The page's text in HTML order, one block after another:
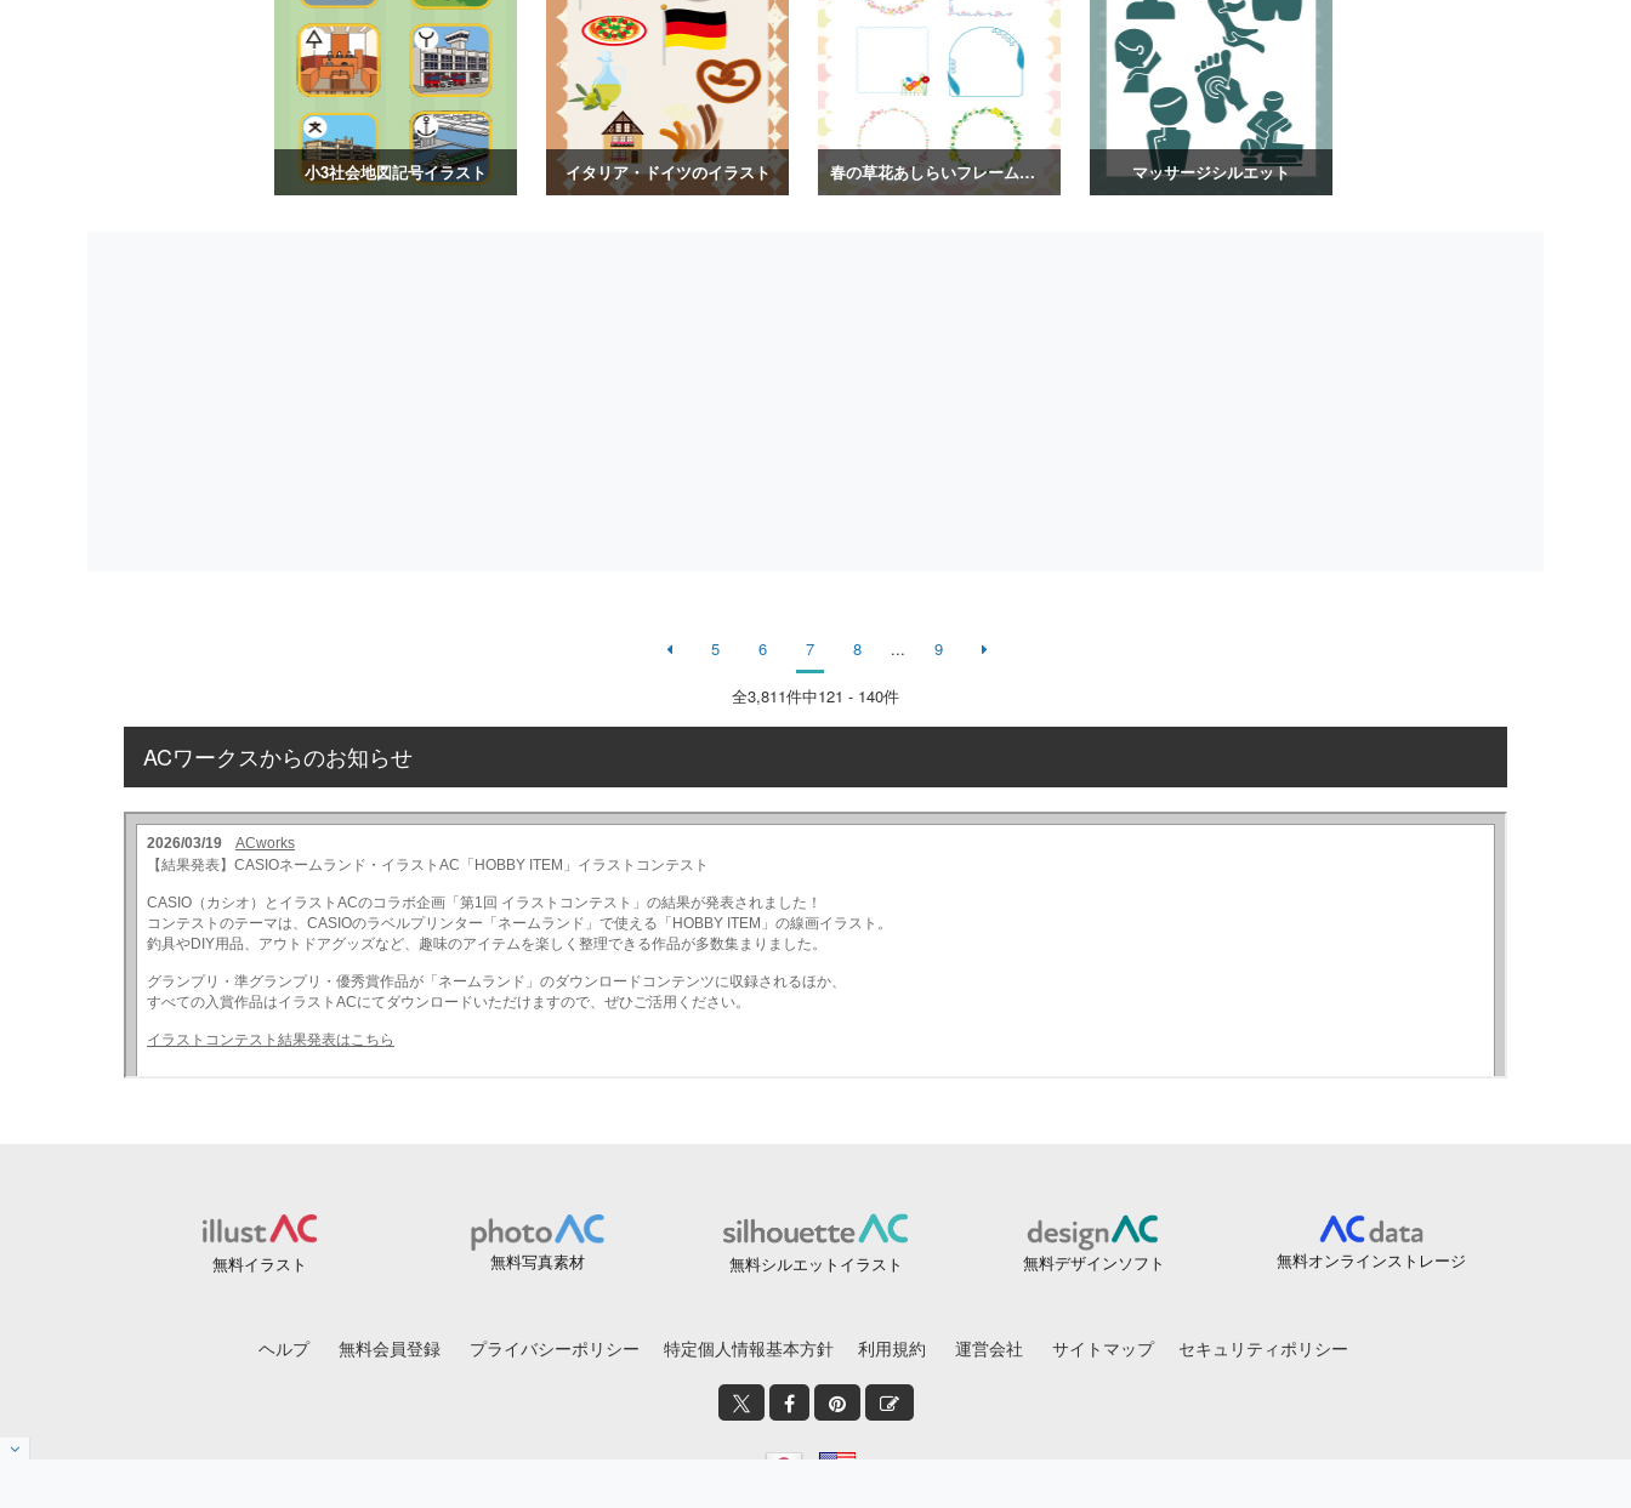
小3社会地図記号イラスト イタリア・ドイツのイラスト 春の草花あしらいフレームイラスト マッサージシルエット
5 6 7 8 ... 9
全3,811件中121 - 140件
ACワークスからのお知らせ
無料イラスト 無料写真素材 無料シルエットイラスト 無料デザインソフト 無料オンラインストレージ
ヘルプ 無料会員登録 プライバシーポリシー 特定個人情報基本方針 利用規約 運営会社 サイトマップ セキュリティポリシー